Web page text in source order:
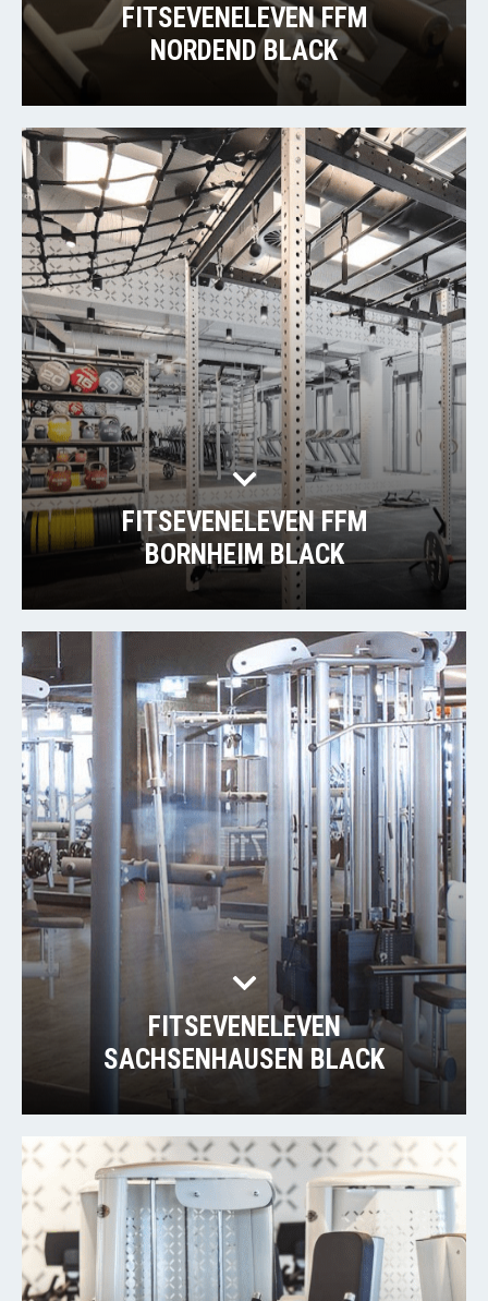
FITSEVENELEVEN FFM
NORDEND BLACK
FITSEVENELEVEN FFM
BORNHEIM BLACK
FITSEVENELEVEN
SACHSENHAUSEN BLACK